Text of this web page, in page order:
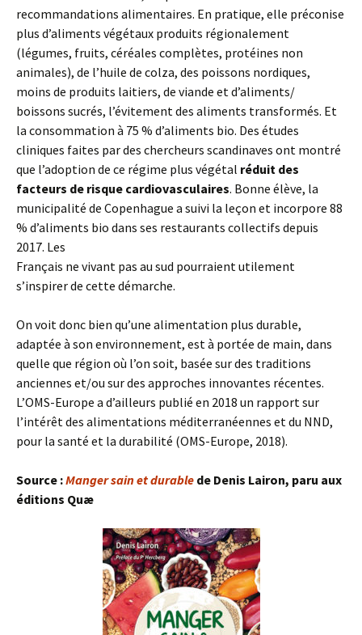
recommandations alimentaires. En pratique, elle préconise
plus d’aliments végétaux produits régionalement
(légumes, fruits, céréales complètes, protéines non
animales), de l’huile de colza, des poissons nordiques,
moins de produits laitiers, de viande et d’aliments/
boissons sucrés, l’évitement des aliments transformés. Et
la consommation à 75 % d’aliments bio. Des études
cliniques faites par des chercheurs scandinaves ont montré
que l’adoption de ce régime plus végétal réduit des
facteurs de risque cardiovasculaires. Bonne élève, la
municipalité de Copenhague a suivi la leçon et incorpore 88
% d’aliments bio dans ses restaurants collectifs depuis
2017. Les
Français ne vivant pas au sud pourraient utilement
s’inspirer de cette démarche.
On voit donc bien qu’une alimentation plus durable,
adaptée à son environnement, est à portée de main, dans
quelle que région où l’on soit, basée sur des traditions
anciennes et/ou sur des approches innovantes récentes.
L’OMS-Europe a d’ailleurs publié en 2018 un rapport sur
l’intérêt des alimentations méditerranéennes et du NND,
pour la santé et la durabilité (OMS-Europe, 2018).
Source :Manger sain et durable de Denis Lairon, paru aux
éditions Quæ